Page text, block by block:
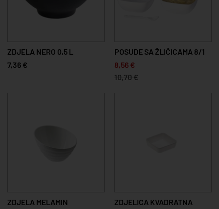
ZDJELA NERO 0,5 L
7,36 €
POSUDE SA ŽLIČICAMA 8/1
8,56 €
10,70 €
ZDJELA MELAMIN
ZDJELICA KVADRATNA